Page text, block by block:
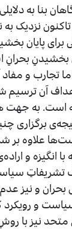
بنا به
تاکنون نزدیک
پایان
بحرانِ
تجارب و
آن ترسیم
است. به
علاوه بر
انگیزه و
و نیز عدم
و رویکرد
نیز با